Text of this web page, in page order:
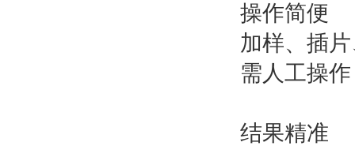
操作简便
加样、插
需人工操
结果精准